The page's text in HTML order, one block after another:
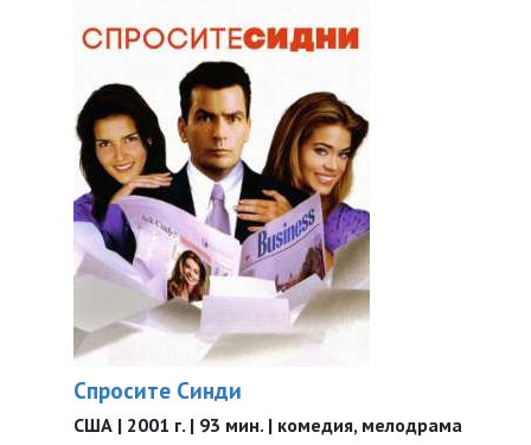
Спросите Синди
США | 2001 г. | 93 мин. | комедия, мелодрама